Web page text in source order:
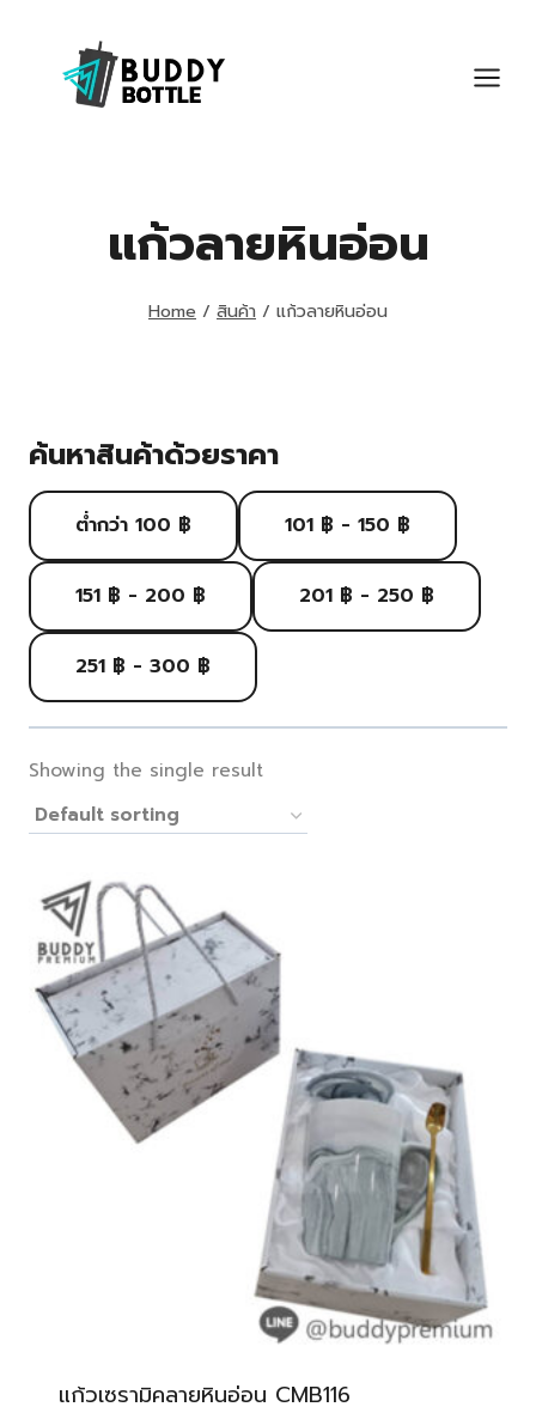
content
แก้วลายหินอ่อน
Home / สินค้า / แก้วลายหินอ่อน
ค้นหาสินค้าด้วยราคา
ต่ำกว่า 100 ฿ 101 ฿ - 150 ฿
151 ฿ - 200 ฿ 201 ฿ - 250 ฿
251 ฿ - 300 ฿
Showing the single result
แก้วเซรามิคลายหินอ่อน CMB116